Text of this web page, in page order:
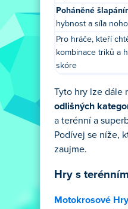
Poháněné
hybnost a síla
Pro hráče, kteří
kombinace triků a
skóre
Tyto hry lze dále
odlišných
a terénní a
Podívej se níže,
zaujme.
Hry s
Motokrosové Hry